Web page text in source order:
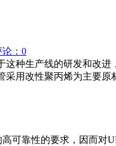
论：0
种生产线的研发和改
用改性聚丙烯为主要
可靠性的要求，因而对